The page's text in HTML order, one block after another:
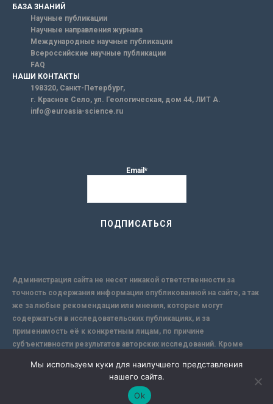
БАЗА ЗНАНИЙ
Научные публикации
Научные направления журнала
Международные научные публикации
Всероссийские научные публикации
FAQ
НАШИ КОНТАКТЫ
198320, Санкт-Петербург,
г. Красное Село, ул. Геологическая, дом 44, ЛИТ А.
info@euroasia-science.ru
Email*
Администрация сайта не несет никакой ответственности за
точность содержания информации опубликованной на сайте, а так
же за любые рекомендации или мнения, которые могут
содержаться в исследовательских публикациях, и за
применимость её к конкретным лицам, по причине
субъективности результатов авторских исследований. Кроме
надежной защиты информации, Сайт не несет ответственности за
информацию, присылаемую через интернет.
Мы используем куки для наилучшего представления
нашего сайта.
Ok